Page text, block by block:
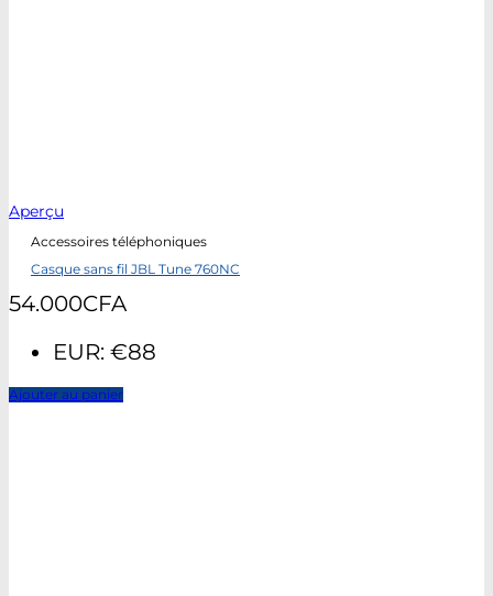
Aperçu
Accessoires téléphoniques
Casque sans fil JBL Tune 760NC
54.000CFA
EUR: €88
Ajouter au panier